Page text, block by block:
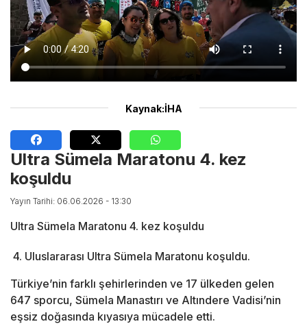
Kaynak:İHA
Ultra Sümela Maratonu 4. kez
koşuldu
Yayın Tarihi: 06.06.2026 - 13:30
Ultra Sümela Maratonu 4. kez koşuldu
4. Uluslararası Ultra Sümela Maratonu koşuldu.
Türkiye’nin farklı şehirlerinden ve 17 ülkeden gelen
647 sporcu, Sümela Manastırı ve Altındere Vadisi’nin
eşsiz doğasında kıyasıya mücadele etti.